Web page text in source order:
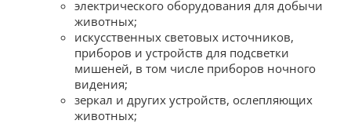
электрического оборудования для добычи
животных;
искусственных световых источников,
приборов и устройств для подсветки
мишеней, в том числе приборов ночного
видения;
зеркал и других устройств, ослепляющих
животных;